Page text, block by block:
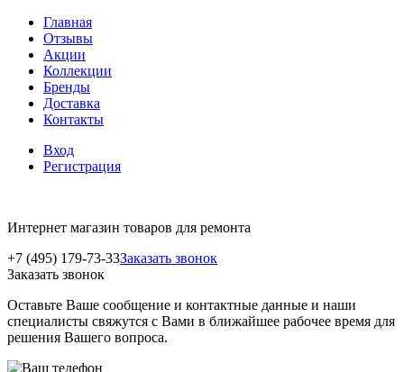
Главная
Отзывы
Акции
Коллекции
Бренды
Доставка
Контакты
Вход
Регистрация
Интернет магазин товаров для ремонта
+7 (495) 179-73-33Заказать звонок
Заказать звонок
Оставьте Ваше сообщение и контактные данные и наши
специалисты свяжутся с Вами в ближайшее рабочее время для
решения Вашего вопроса.